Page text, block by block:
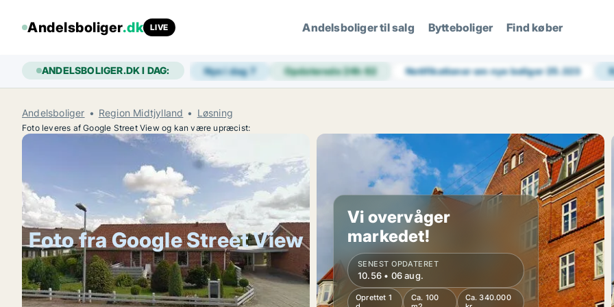
Andelsboliger.dk LIVE Andelsboliger til salg Bytteboliger Find køber
ANDELSBOLIGER.DK I DAG: Nye i dag Opdaterede 24h62 Notifikationer om nye boliger25.323
Andelsboliger Region Midtjylland Løsning
Foto leveres af Google Street View og kan være upræcist:
Foto fra Google Street View
Vi overvåger
markedet!
SENEST OPDATERET
10.56 • 06 aug.
Oprettet 1
Ca. 100
Ca. 340.000